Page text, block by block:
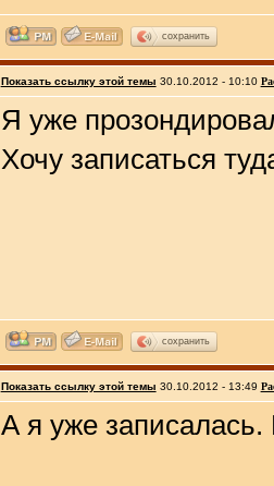
сохранить
Показать ссылку этой темы 30.10.2012 - 10:10
Я уже
Хочу записаться
сохранить
Показать ссылку этой темы 30.10.2012 - 13:49
А я уже